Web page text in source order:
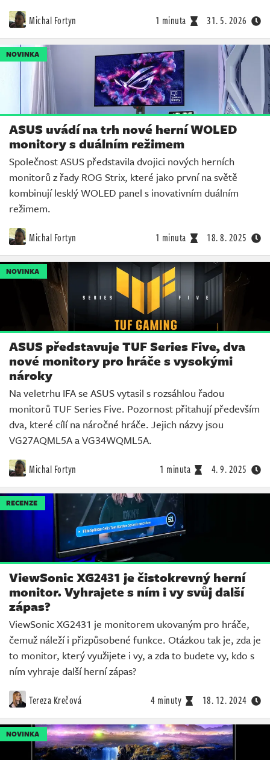
Michal Fortyn 1 minuta 31. 5. 2026
NOVINKA
ASUS uvádí na trh nové herní WOLED
monitory s duálním režimem
Společnost ASUS představila dvojici nových herních
monitorů z řady ROG Strix, které jako první na světě
kombinují lesklý WOLED panel s inovativním duálním
režimem.
Michal Fortyn 1 minuta 18. 8. 2025
NOVINKA
ASUS představuje TUF Series Five, dva
nové monitory pro hráče s vysokými
nároky
Na veletrhu IFA se ASUS vytasil s rozsáhlou řadou
monitorů TUF Series Five. Pozornost přitahují především
dva, které cílí na náročné hráče. Jejich názvy jsou
VG27AQML5A a VG34WQML5A.
Michal Fortyn 1 minuta 4. 9. 2025
RECENZE
ViewSonic XG2431 je čistokrevný herní
monitor. Vyhrajete s ním i vy svůj další
zápas?
ViewSonic XG2431 je monitorem ukovaným pro hráče,
čemuž náleží i přizpůsobené funkce. Otázkou tak je, zda je
to monitor, který využijete i vy, a zda to budete vy, kdo s
ním vyhraje další herní zápas?
Tereza Krečová 4 minuty 18. 12. 2024
NOVINKA